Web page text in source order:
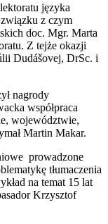
języka
z czym
doc. Mgr. Marta
Z tejże okazji
Dudášovej, DrSc. i
nagrody
współpraca
województwie,
Martin Makar.
prowadzone
tłumaczenia
na temat 15 lat
Krzysztof